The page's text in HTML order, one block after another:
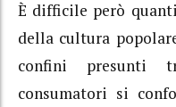
È difficile però
della cultura
confini presunti
consumatori si